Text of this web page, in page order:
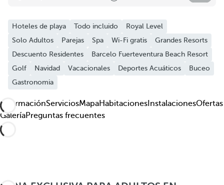
Hoteles de playa Todo incluido
Royal Level
Solo Adultos
Parejas Spa Wi-Fi gratis
Grandes Resorts
Descuento Residentes
Barcelo Fuerteventura Beach Resort
Golf
Navidad Vacacionales Deportes Acuáticos
Buceo
Gastronomia
InformaciónServiciosMapaHabitaciones InstalacionesOfertas
GaleríaPreguntas frecuentes